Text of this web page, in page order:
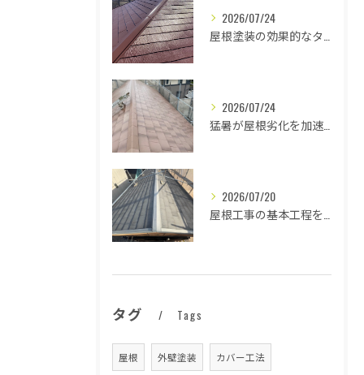
2026/07/24
2026/07/24
2026/07/20
タグ Tags
屋根 外壁塗装 カバー工法